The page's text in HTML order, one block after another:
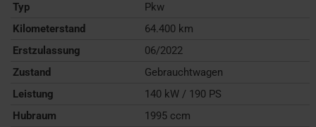
Typ
Pkw
Kilometerstand
64.400 km
Erstzulassung
06/2022
Zustand
Gebrauchtwagen
Leistung
140 kW / 190 PS
Hubraum
1995 ccm